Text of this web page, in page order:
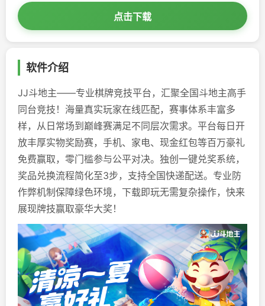
点击下载
软件介绍
JJ斗地主——专业棋牌竞技平台，汇聚全国斗地主高手
同台竞技！海量真实玩家在线匹配，赛事体系丰富多
样，从日常场到巅峰赛满足不同层次需求。平台每日开
放丰厚实物奖励赛，手机、家电、现金红包等百万豪礼
免费赢取，零门槛参与公平对决。独创一键兑奖系统，
奖品兑换流程简化至3步，支持全国快递配送。专业防
作弊机制保障绿色环境，下载即玩无需复杂操作，快来
展现牌技赢取豪华大奖！